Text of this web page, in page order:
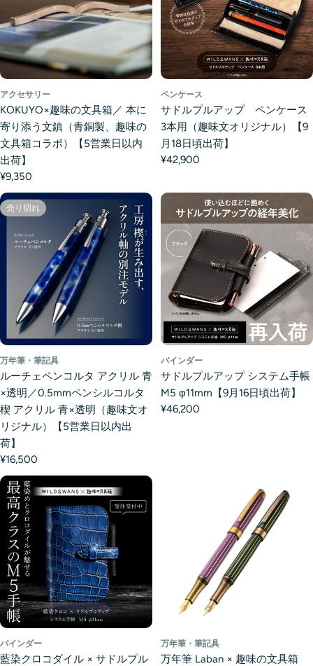
アクセサリー
KOKUYO×趣味の文具箱／ 本に
寄り添う文鎮（青銅製、趣味の
文具箱コラボ）【5営業日以内
出荷】
¥9,350
ペンケース
サドルプルアップ ペンケース
3本用（趣味文オリジナル）【9
月18日頃出荷】
¥42,900
売り切れ
万年筆・筆記具
ルーチェペンコルタ アクリル 青
×透明／0.5mmペンシルコルタ
楔 アクリル 青×透明（趣味文オ
リジナル）【5営業日以内出
荷】
¥16,500
バインダー
サドルプルアップ システム手帳
M5 φ11mm【9月16日頃出荷】
¥46,200
バインダー
藍染クロコダイル × サドルプル
万年筆・筆記具
万年筆 Laban × 趣味の文具箱